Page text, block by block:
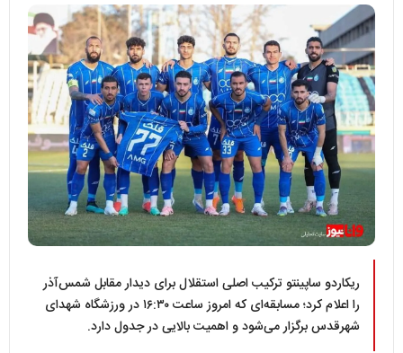
ریکاردو ساپینتو ترکیب اصلی استقلال برای دیدار مقابل شمس‌آذر
را اعلام کرد؛ مسابقه‌ای که امروز ساعت ۱۶:۳۰ در ورزشگاه شهدای
شهرقدس برگزار می‌شود و اهمیت بالایی در جدول دارد.